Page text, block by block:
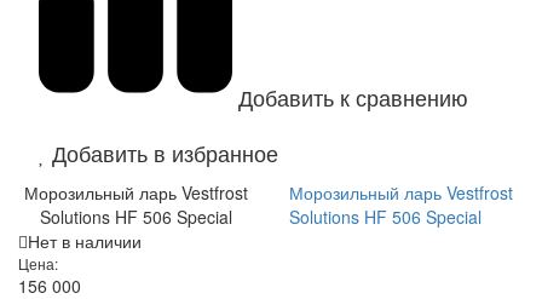
Добавить к сравнению
Добавить в избранное
Морозильный ларь Vestfrost
Solutions HF 506 Special
Морозильный ларь Vestfrost
Solutions HF 506 Special
Нет в наличии
Цена:
156 000